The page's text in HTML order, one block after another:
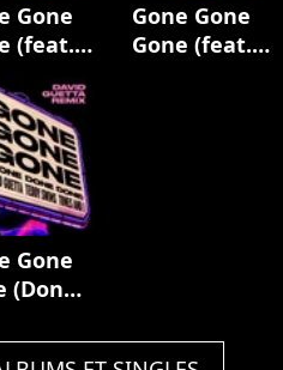
Gone
(feat.
Swims)
Romero
Gone Gone
Gone (feat.
Gone
(Done
Guetta